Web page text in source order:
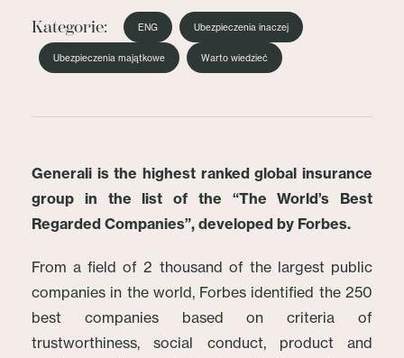
Kategorie: ENG Ubezpieczenia inaczej
Ubezpieczenia majątkowe Warto wiedzieć
Generali is the highest ranked global insurance
group in the list of the “The World’s Best
Regarded Companies”, developed by Forbes.
From a field of 2 thousand of the largest public
companies in the world, Forbes identified the 250
best companies based on criteria of
trustworthiness, social conduct, product and